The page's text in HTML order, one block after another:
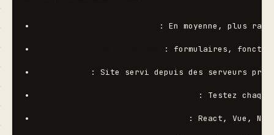
: En moyenne, plus
: formulaires,
: Site servi depuis des serveurs
: Testez
: React, Vue,